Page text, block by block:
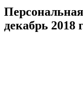
декабрь 2018